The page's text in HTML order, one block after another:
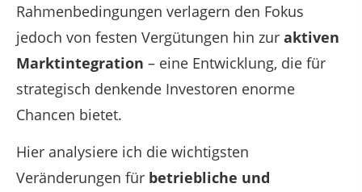
Rahmenbedingungen verlagern den Fokus
jedoch von festen Vergütungen hin zur aktiven
Marktintegration – eine Entwicklung, die für
strategisch denkende Investoren enorme
Chancen bietet.
Hier analysiere ich die wichtigsten
Veränderungen für betriebliche und